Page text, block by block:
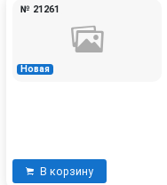
Новая
№ 21261
В корзину